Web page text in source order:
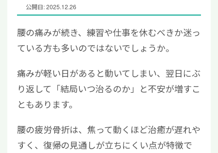
公開日: 2025.12.26
腰の痛みが続き、練習や仕事を休むべきか迷っ
ている方も多いのではないでしょうか。
痛みが軽い日があると動いてしまい、翌日にぶ
り返して「結局いつ治るのか」と不安が増すこ
ともあります。
腰の疲労骨折は、焦って動くほど治癒が遅れや
すく、復帰の見通しが立ちにくい点が特徴で